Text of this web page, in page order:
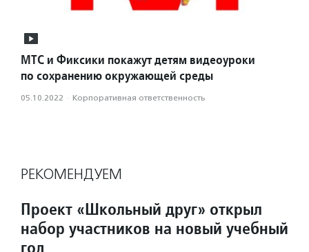
МТС и Фиксики покажут детям видеоуроки
по сохранению окружающей среды
05.10.2022 · Корпоративная ответственность
РЕКОМЕНДУЕМ
Проект «Школьный друг» открыл
набор участников на новый учебный